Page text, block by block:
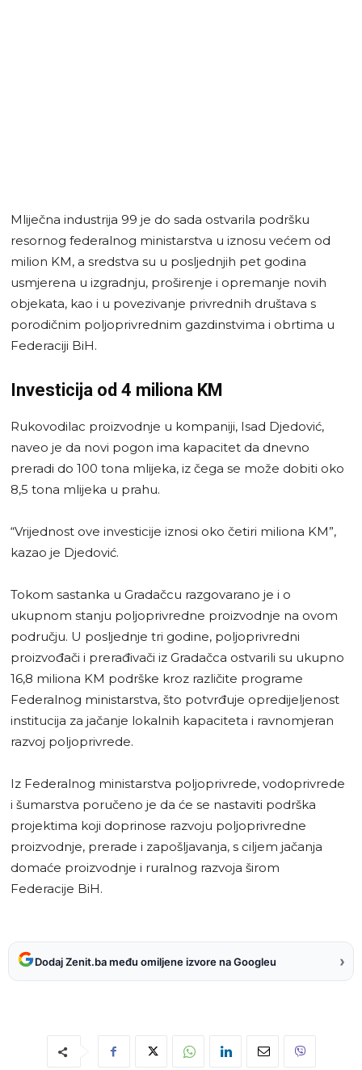
Mliječna industrija 99 je do sada ostvarila podršku
resornog federalnog ministarstva u iznosu većem od
milion KM, a sredstva su u posljednjih pet godina
usmjerena u izgradnju, proširenje i opremanje novih
objekata, kao i u povezivanje privrednih društava s
porodičnim poljoprivrednim gazdinstvima i obrtima u
Federaciji BiH.
Investicija od 4 miliona KM
Rukovodilac proizvodnje u kompaniji, Isad Djedović,
naveo je da novi pogon ima kapacitet da dnevno
preradi do 100 tona mlijeka, iz čega se može dobiti oko
8,5 tona mlijeka u prahu.
“Vrijednost ove investicije iznosi oko četiri miliona KM”,
kazao je Djedović.
Tokom sastanka u Gradačcu razgovarano je i o
ukupnom stanju poljoprivredne proizvodnje na ovom
području. U posljednje tri godine, poljoprivredni
proizvođači i prerađivači iz Gradačca ostvarili su ukupno
16,8 miliona KM podrške kroz različite programe
Federalnog ministarstva, što potvrđuje opredijeljenost
institucija za jačanje lokalnih kapaciteta i ravnomjeran
razvoj poljoprivrede.
Iz Federalnog ministarstva poljoprivrede, vodoprivrede
i šumarstva poručeno je da će se nastaviti podrška
projektima koji doprinose razvoju poljoprivredne
proizvodnje, prerade i zapošljavanja, s ciljem jačanja
domaće proizvodnje i ruralnog razvoja širom
Federacije BiH.
Dodaj Zenit.ba među omiljene izvore na Googleu ›